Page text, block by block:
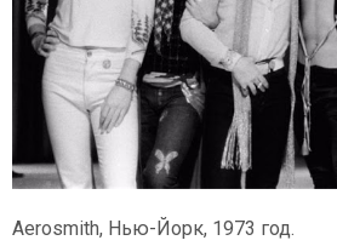
Aerosmith, Нью-Йорк, 1973 год.